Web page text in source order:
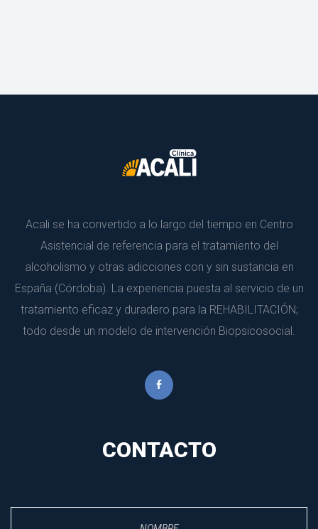
Acali se ha convertido a lo largo del tiempo en Centro
Asistencial de referencia para el tratamiento del
alcoholismo y otras adicciones con y sin sustancia en
España (Córdoba). La experiencia puesta al servicio de un
tratamiento eficaz y duradero para la REHABILITACIÓN;
todo desde un modelo de intervención Biopsicosocial.
CONTACTO